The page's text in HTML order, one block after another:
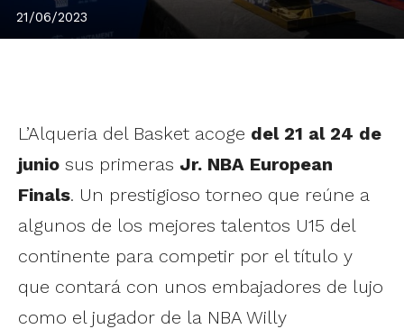
21/06/2023
L’Alqueria del Basket acoge del 21 al 24 de
junio sus primeras Jr. NBA European
Finals. Un prestigioso torneo que reúne a
algunos de los mejores talentos U15 del
continente para competir por el título y
que contará con unos embajadores de lujo
como el jugador de la NBA Willy